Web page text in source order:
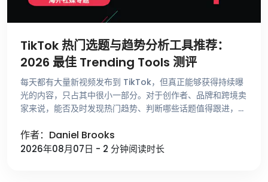
TikTok 热门选题与趋势分析工具推荐：
2026 最佳 Trending Tools 测评
每天都有大量新视频发布到 TikTok，但真正能够获得持续曝
光的内容，只占其中很小一部分。对于创作者、品牌和跨境卖
家来说，能否及时发现热门趋势、判断哪些话题值得跟进，比
赖刷 For …
作者：Daniel Brooks
2026年08月07日 - 2 分钟阅读时长